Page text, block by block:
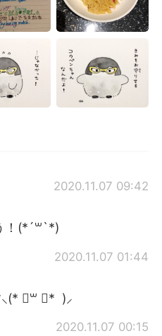
2020.11.07 09:42
！(*´꒳`*)
2020.11.07 01:44
⸜(* ॑꒳ ॑* )⸝
2020.11.07 00:15